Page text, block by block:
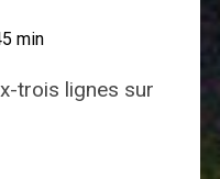
min
trois lignes sur